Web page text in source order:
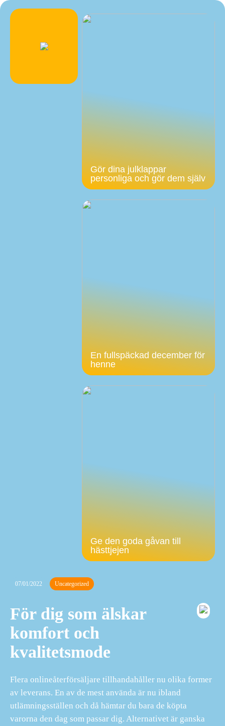
Gör dina julklappar
personliga och gör dem själv
En fullspäckad december för
henne
Ge den goda gåvan till
hästtjejen
07/01/2022 Uncategorized
För dig som älskar
komfort och
kvalitetsmode
Flera onlineåterförsäljare tillhandahåller nu olika former
av leverans. En av de mest använda är nu ibland
utlämningsställen och då hämtar du bara de köpta
varorna den dag som passar dig. Alternativet är ganska